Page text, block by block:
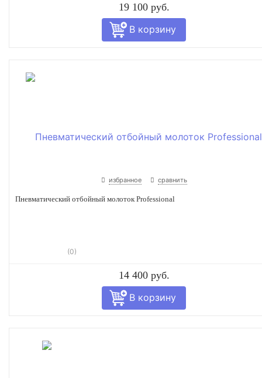
19 100 руб.
избранное сравнить
Пневматический отбойный молоток Professional
(0)
14 400 руб.